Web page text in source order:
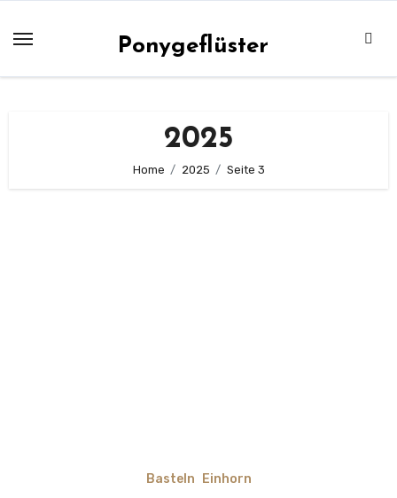
Inhalt
Ponygeflüster
2025
Home 2025 Seite 3
Basteln Einhorn